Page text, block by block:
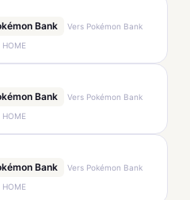
Bank Vers Pokémon Bank
Bank Vers Pokémon Bank
Bank Vers Pokémon Bank